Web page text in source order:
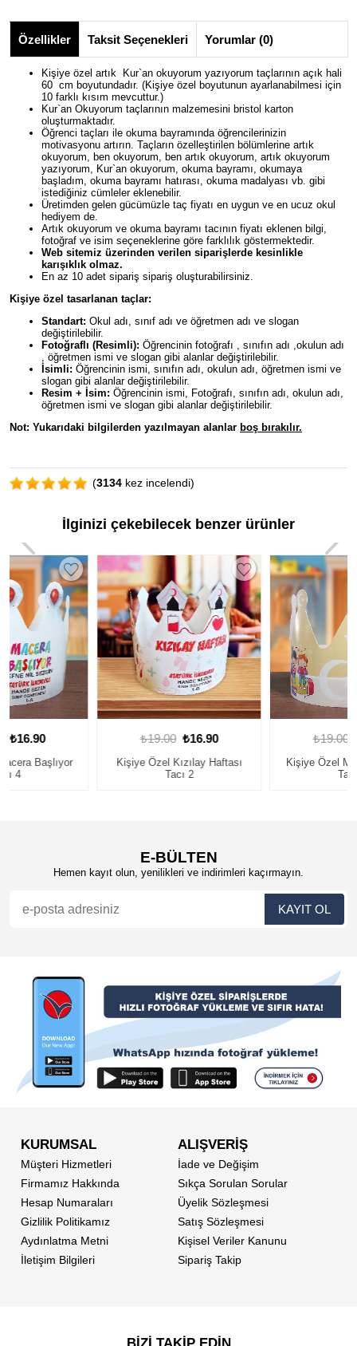
Özellikler Taksit Seçenekleri Yorumlar (0)
Kişiye özel artık Kur`an okuyorum yazıyorum taçlarının açık hali
60 cm boyutundadır. (Kişiye özel boyutunun ayarlanabilmesi için
10 farklı kısım mevcuttur.)
Kur`an Okuyorum taçlarının malzemesini bristol karton
oluşturmaktadır.
Öğrenci taçları ile okuma bayramında öğrencilerinizin
motivasyonu artırın. Taçların özelleştirilen bölümlerine artık
okuyorum, ben okuyorum, ben artık okuyorum, artık okuyorum
yazıyorum, Kur`an okuyorum, okuma bayramı, okumaya
başladım, okuma bayramı hatırası, okuma madalyası vb. gibi
istediğiniz cümleler eklenebilir.
Üretimden gelen gücümüzle taç fiyatı en uygun ve en ucuz okul
hediyem de.
Artık okuyorum ve okuma bayramı tacının fiyatı eklenen bilgi,
fotoğraf ve isim seçeneklerine göre farklılık göstermektedir.
Web sitemiz üzerinden verilen siparişlerde kesinlikle
karışıklık olmaz.
En az 10 adet sipariş sipariş oluşturabilirsiniz.
Kişiye özel tasarlanan taçlar:
Standart: Okul adı, sınıf adı ve öğretmen adı ve slogan
değiştirilebilir.
Fotoğraflı (Resimli): Öğrencinin fotoğrafı , sınıfın adı ,okulun adı
, öğretmen ismi ve slogan gibi alanlar değiştirilebilir.
İsimli: Öğrencinin ismi, sınıfın adı, okulun adı, öğretmen ismi ve
slogan gibi alanlar değiştirilebilir.
Resim + İsim: Öğrencinin ismi, Fotoğrafı, sınıfın adı, okulun adı,
öğretmen ismi ve slogan gibi alanlar değiştirilebilir.
Not: Yukarıdaki bilgilerden yazılmayan alanlar boş bırakılır.
(3134 kez incelendi)
İlginizi çekebilecek benzer ürünler
Kişiye Özel Kızılay Haftası
Kişiye Özel Macera Başlıyor
E-BÜLTEN
Hemen kayıt olun, yenilikleri ve indirimleri kaçırmayın.
KURUMSAL
Müşteri Hizmetleri
Firmamız Hakkında
Hesap Numaraları
Gizlilik Politikamız
Aydınlatma Metni
İletişim Bilgileri
ALIŞVERİŞ
İade ve Değişim
Sıkça Sorulan Sorular
Üyelik Sözleşmesi
Satış Sözleşmesi
Kişisel Veriler Kanunu
Sipariş Takip